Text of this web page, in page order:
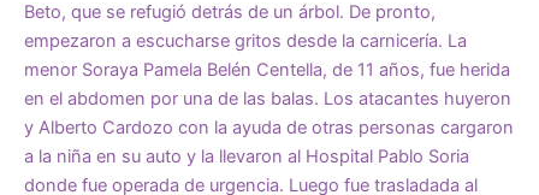
Beto, que se refugió detrás de un árbol. De pronto,
empezaron a escucharse gritos desde la carnicería. La
menor Soraya Pamela Belén Centella, de 11 años, fue herida
en el abdomen por una de las balas. Los atacantes huyeron
y Alberto Cardozo con la ayuda de otras personas cargaron
a la niña en su auto y la llevaron al Hospital Pablo Soria
donde fue operada de urgencia. Luego fue trasladada al